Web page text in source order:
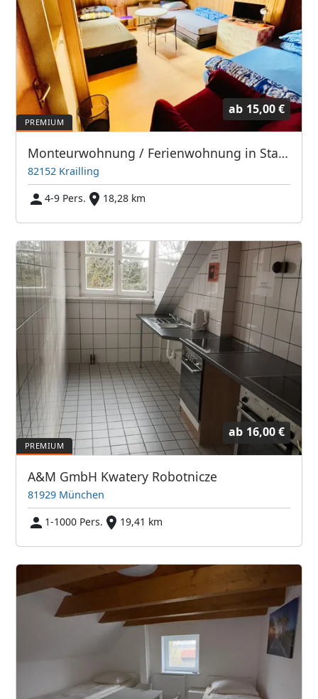
ab 15,00 €
Monteurwohnung / Ferienwohnung in Stadtnähe 12km Mü-Zentrum
82152 Krailling
4-9 Pers.
18,28 km
ab 16,00 €
A&M GmbH Kwatery Robotnicze
81929 München
1-1000 Pers.
19,41 km